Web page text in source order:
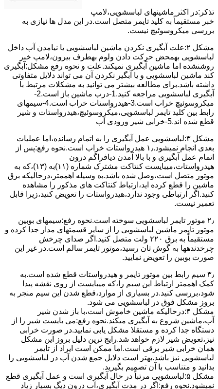
ﺗﺬﮐﺮ:در اﮐﺜﺮ ماشینهای لباسشویی،ﻻﻣﭗ
ﺧﺒﺮ مستقیماً ﺑﻪ ﮐﻠﯿﺪ ﺗﺎﯾﻤﺮ ﻣﺘﺼﻞ اﺳﺖ.در اﯾﻦ مدل ها ﻧﯿﺎزی ﺑﻪ
بررسی ﻣﯿﮑﺮوﺳﻮﺋﯿﭻ نیست.
مشکل ۲:علت آبگیری نکردن ماشین لباسشویی یا نیامدن آب داخل
لباسشویی بهمحض ﺣﺮﮐﺖ دادن وﻟﻮم بهطرف ﺑﯿﺮون،ﻻﻣﭗ ﺧﺒﺮ
روشنشده اﻣﺎ ﻣﺎﺷﯿﻦ آﺑﮕﯿﺮی نمیکند.ﻋﻠﺖ و نحوه رﻓﻊ مشکل:آبگیری
کند ماشین لباسشویی و یا آبگیر نکردن آن می تواند دلایل متفاوتی
داشته باشد.برای مطالعه بیشتر می توانید به مشکلات مرتبط با
آبگیری لباسشویی مراجعه کنید.1-درب ﻣﺎﺷﯿﻦ ﺑﺎز اﺳﺖ.2-
ﻣﯿﮑﺮوﺳﻮﺋﯿﭻ ﺧﺮاب اﺳﺖ.3-ﻫﯿﺪرواﺳﺘﺎت ﺧﺮاب اﺳﺖ.4-سیمهای
راﺑﻂ ﺑﯿﻦ ﮐﻠﯿﺪ ﺗﺎﯾﻤﺮ لباسشویی،ﻣﯿﮑﺮوﺳﻮﺋﯿﭻ،ﻫﯿﺪرواﺳﺘﺎت و ﺷﯿﺮ
ﻗﻄﻊ ﺷﺪه اند.5-خرابی شیر ورودی آب
مشکل ۳:لباسشویی ﻋﻤﻞ آﺑﮕﯿﺮی را ﺑﻪ اﺗﻤﺎم رﺳﺎﻧﺪه،اﻣﺎ ﻋﻤﻠﯿﺎت
ﺑﻌﺪی اﻧﺠﺎم نمیشود.۱٫ ﻫﯿﺪرواﺳﺘﺎت ﺧﺮاب اﺳﺖ.نحوه رﻓﻊ:ﭘﺲ از
اﺗﻤﺎم عمل آﺑﮕﯿﺮی و ﺑﺎ ﺑﺎﻻ آﻣﺪن دﯾﺎﻓﺮاﮔﻢ درون
ﻫﯿﺪرواﺳﺘﺎت،میبایست ﮐﻨﺘﺎﮐﺖ ﻣﺸﺘﺮک شماره (۱۱)به (۱۳)،ﮐﻪ ﺑﻪ
ﻣﻮﺗﻮر ﻣﺘﺼﻞ اﺳﺖ،وﺻﻞ ﺷﺪه ﺑﺎﺷﺪ.ﺑه وسیله اهممتر،درحالیکه ﺑﺮق
ﻣﺎﺷﯿﻦ را ﻗﻄﻊ کرده اید،ارﺗﺒﺎط ﮐﻨﺘﺎﮐﺖ ﻫﺎی ﻣﺬﮐﻮر را ﻣﺸﺎﻫﺪه
کنید.اﮔﺮ ارﺗﺒﺎطی وجود ندارد،ﻫﯿﺪرواﺳﺘﺎت را ﺗﻌﻮﯾﺾ ﮐﻨﯿﺪ،زﯾﺮا قابل
ﺗﻌﻤﯿﺮ نیست.
۲٫ ﻣﻮﺗﻮر ﺗﺎﯾﻤﺮ لباسشویی ﺳﻮﺧﺘﻪ اﺳﺖ.نحوه رﻓﻊ:سیمهای ﺑﻮﺑﯿﻦ
ﻣﻮﺗﻮر ﺗﺎﯾﻤﺮ ماشین لباسشویی را از ﺳﺎﯾﺮ قسمتهای ﻣﺪار ﺟﺪا کرده و
مستقیماً ﺑﻪ برق ۲۲۰ وﻟﺖ ﻣﺘﺼﻞ کنید.اﮔﺮ ﺻﺪای ﭼﺮﺧﺶ
چرخدندهها به گوش تان رﺳﯿﺪ،ﻣﻮﺗﻮر ﺗﺎﯾﻤﺮ ﺳﺎﻟﻢ اﺳﺖ.در ﻏﯿﺮ اﯾﻦ
ﺻﻮرت ﺑﻮﺑﯿﻦ را ﺗﻌﻮﯾﺾ ﻧﻤﺎﯾﯿﺪ.
۳٫ ﺳﯿﻢ راﺑﻂ ﺑﯿﻦ ﻣﻮﺗﻮر ﺗﺎﯾﻤﺮ و ﻫﯿﺪرواﺳﺘﺎت ﻗﻄﻊ ﺷﺪه اﺳﺖ.به
کمک اهممتر ارﺗﺒﺎط اﯾﻦ ﺳﯿﻢ را،ﮐﻪ میبایست از روی ﻧﻘﺸﻪ ﭘﯿﺪا
ﺷﻮد،بررسی ﮐﻨﯿﺪ.در ﺑﺴﯿﺎری از موارد،ﻗﻄﻊ ﺷﺪن اﯾﻦ ﺳﯿﻢ ﻣﻨﺠﺮ ﺑﻪ
ﺑﺮوز مشکل ﻓﻮق در لباسشویی می شود.
مشکل ۴:درحالیکه ﻣﺎﺷﯿﻦ ﺧﺎﻣﻮش اﺳﺖ،ﺑﺎ ﺑﺎز ﺷﺪن ﺷﯿﺮ
آب،ﻣﺎﺷﯿﻦ ﺷﺮوع ﺑﻪ آﺑﮕﯿﺮی میکند.نحوه رﻓﻊ:می بایست ﺷﯿﺮ را از
دستگاه جدا کرده و مستقلا مشکل یابی نمایید.در صورت خرابی
نیز،تعویض شیر لازم خواهد شد.رایج ترین دلیل بروز این مشکل
همان خرابی شیر برقی است.اما ممکن است ایراد از تایمر
لباسشویی نیز باشد.بهتر است دلایل جمع شدن آب در لباسشویی را
بدانید و متناسب با آن تصمیم بگیرید.
مشکل ۵:لباسشویی مرتباً در ﺣﺎل آﺑﮕﯿﺮی اﺳﺖ و ﻋﻤﻞ آﺑﮕﯿﺮی ﻗﻄﻊ
نمیشود.نحوه رﻓﻊ:اﮔﺮ در ﻣﺪت آﺑﮕﯿﺮی،آب درون دﯾﮓ ﺑﺴﯿﺎر زﯾﺎد